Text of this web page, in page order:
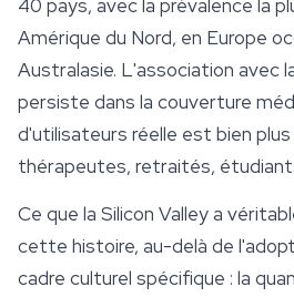
40 pays, avec la prévalence la
Amérique du Nord, en Europe
Australasie. L'association avec
persiste dans la couverture
d'utilisateurs réelle est bien
thérapeutes, retraités,
Ce que la Silicon Valley a
cette histoire, au-delà de
cadre culturel spécifique : la